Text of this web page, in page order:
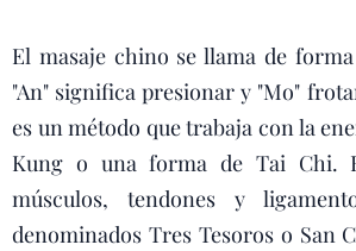
El masaje chino se llama de
"An" significa presionar y "Mo"
es un método que trabaja con la
Kung o una forma de Tai Chi.
músculos, tendones y
denominados Tres Tesoros o San